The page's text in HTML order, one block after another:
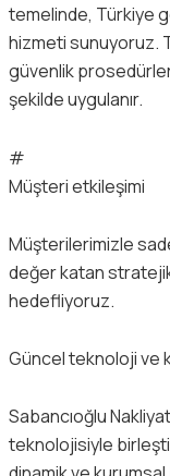
temelinde, Türkiye
hizmeti sunuyoruz.
güvenlik
şekilde uygulanır.
#
Müşteri etkileşimi
Müşterilerimizle
değer katan
hedefliyoruz.
Güncel teknoloji ve
Sabancıoğlu
teknolojisiyle